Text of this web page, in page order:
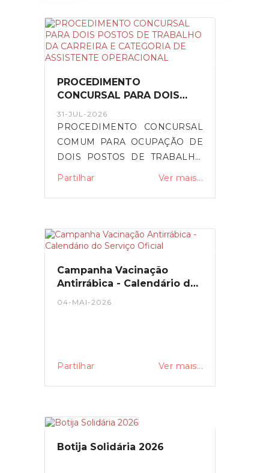
PROCEDIMENTO
CONCURSAL PARA DOIS
CARREIRA E CATEGORIA DE
ASSISTENTE OPERACIONAL
31-JUL-2026
PROCEDIMENTO CONCURSAL
COMUM PARA OCUPAÇÃO DE
DOIS POSTOS DE TRABALHO
OPERACIONAL NA
DE TRABALHO EM
FUNÇÕES PÚBLICAS POR
INDETERMINADO.Formulário
- DescarregarAviso do Bep -
Partilhar Ver mais...
Campanha Vacinação
Antirrábica - Calendário do
04-MAI-2026
Partilhar Ver mais...
Botija Solidária 2026